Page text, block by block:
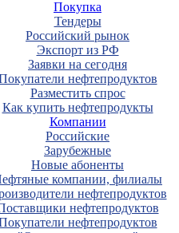
Покупка
Тендеры
Российский рынок
Экспорт из РФ
Заявки на сегодня
нефтепродуктов
Разместить спрос
Как купить нефтепродукты
Компании
Российские
Зарубежные
Новые абоненты
компании, филиалы
нефтепродуктов
нефтепродуктов
нефтепродуктов